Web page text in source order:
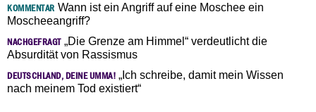
KOMMENTAR Wann ist ein Angriff auf eine Moschee ein
Moscheeangriff?
NACHGEFRAGT„Die Grenze am Himmel“ verdeutlicht die
Absurdität von Rassismus
DEUTSCHLAND, DEINE UMMA! „Ich schreibe, damit mein Wissen
nach meinem Tod existiert“